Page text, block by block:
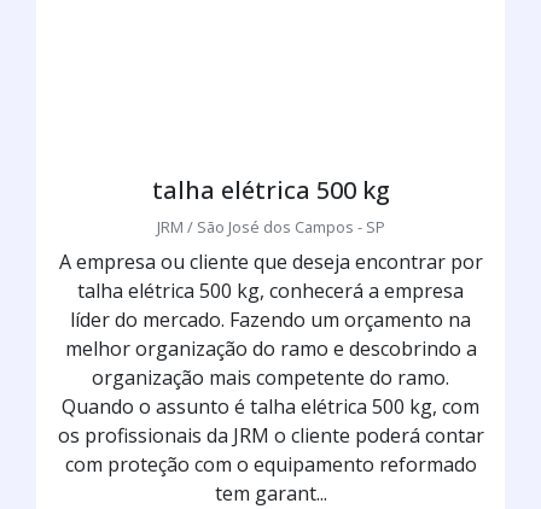
talha elétrica 500 kg
JRM / São José dos Campos - SP
A empresa ou cliente que deseja encontrar por
talha elétrica 500 kg, conhecerá a empresa
líder do mercado. Fazendo um orçamento na
melhor organização do ramo e descobrindo a
organização mais competente do ramo.
Quando o assunto é talha elétrica 500 kg, com
os profissionais da JRM o cliente poderá contar
com proteção com o equipamento reformado
tem garant...